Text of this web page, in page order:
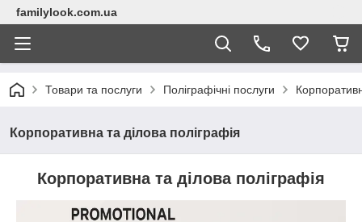
familylook.com.ua
Товари та послуги Поліграфічні послуги
Корпоративна та ділова поліграфія
Корпоративна та ділова поліграфія